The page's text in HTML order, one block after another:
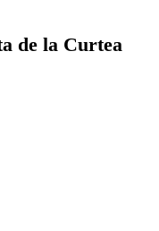
de la Curtea